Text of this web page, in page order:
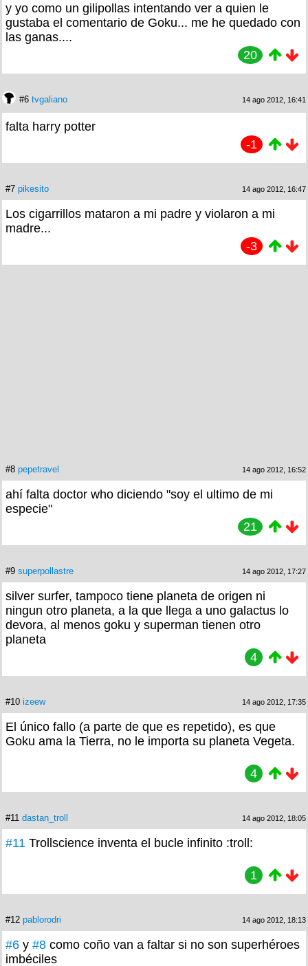
y yo como un gilipollas intentando ver a quien le
gustaba el comentario de Goku... me he quedado con
las ganas....
20
#6 tvgaliano 14 ago 2012, 16:41
falta harry potter
-1
#7 pikesito 14 ago 2012, 16:47
Los cigarrillos mataron a mi padre y violaron a mi
madre...
-3
#8 pepetravel 14 ago 2012, 16:52
ahí falta doctor who diciendo "soy el ultimo de mi
especie"
21
#9 superpollastre 14 ago 2012, 17:27
silver surfer, tampoco tiene planeta de origen ni
ningun otro planeta, a la que llega a uno galactus lo
devora, al menos goku y superman tienen otro
planeta
4
#10 izeew 14 ago 2012, 17:35
El único fallo (a parte de que es repetido), es que
Goku ama la Tierra, no le importa su planeta Vegeta.
4
#11 dastan_troll 14 ago 2012, 18:05
#11 Trollscience inventa el bucle infinito :troll:
1
#12 pablorodri 14 ago 2012, 18:13
#6 y #8 como coño van a faltar si no son superhéroes
imbéciles